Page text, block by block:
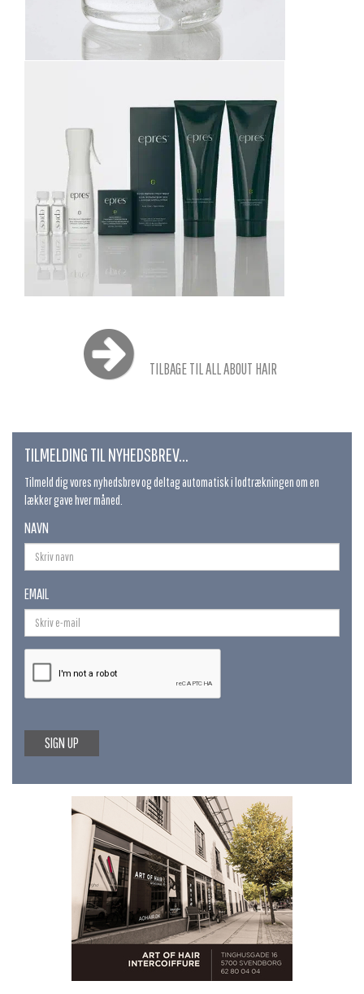
TILBAGE TIL ALL ABOUT HAIR
TILMELDING TIL NYHEDSBREV...
Tilmeld dig vores nyhedsbrev og deltag automatisk i lodtrækningen om en
lækker gave hver måned.
NAVN
EMAIL
SIGN UP